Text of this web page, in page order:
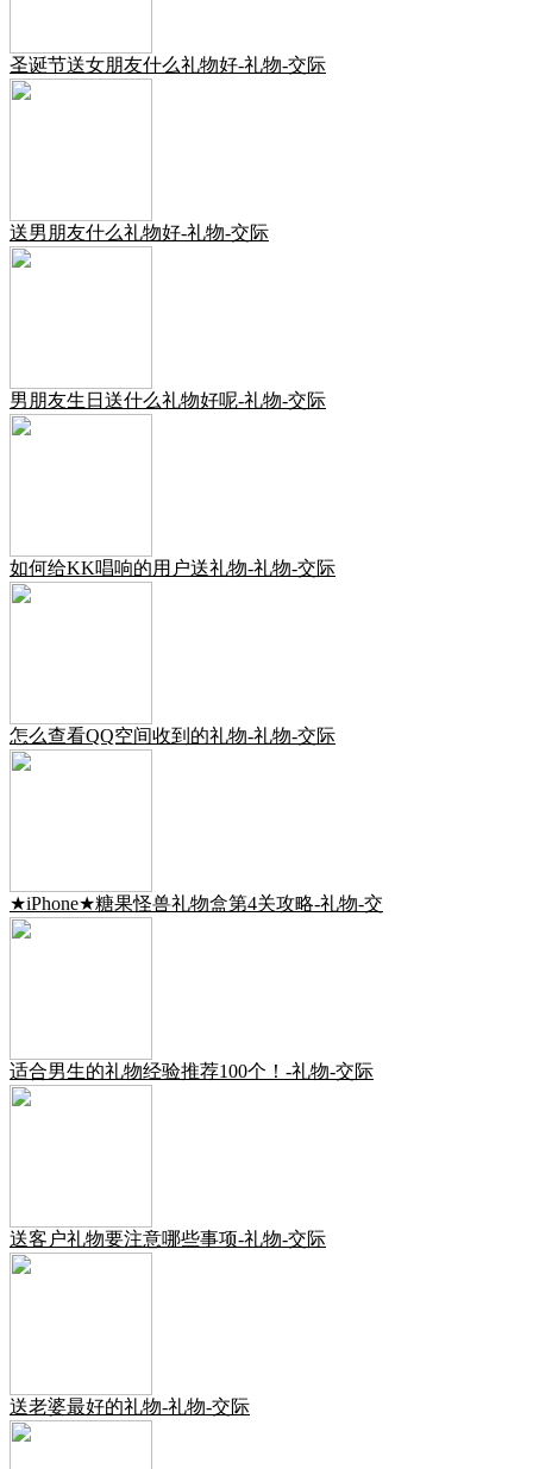
圣诞节送女朋友什么礼物好-礼物-交际
送男朋友什么礼物好-礼物-交际
男朋友生日送什么礼物好呢-礼物-交际
如何给KK唱响的用户送礼物-礼物-交际
怎么查看QQ空间收到的礼物-礼物-交际
★iPhone★糖果怪兽礼物盒第4关攻略-礼物-交
适合男生的礼物经验推荐100个！-礼物-交际
送客户礼物要注意哪些事项-礼物-交际
送老婆最好的礼物-礼物-交际